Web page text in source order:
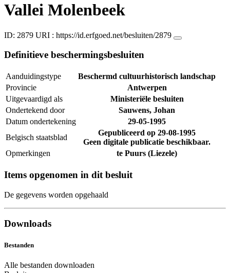
Vallei Molenbeek
ID: 2879 URI : https://id.erfgoed.net/besluiten/2879
Definitieve beschermingsbesluiten
Aanduidingstype
Beschermd cultuurhistorisch landschap
Provincie
Antwerpen
Uitgevaardigd als
Ministeriële besluiten
Ondertekend door
Sauwens, Johan
Datum ondertekening
29-05-1995
Belgisch staatsblad
Gepubliceerd op 29-08-1995
Geen digitale publicatie beschikbaar.
Opmerkingen
te Puurs (Liezele)
Items opgenomen in dit besluit
De gegevens worden opgehaald
Downloads
Bestanden
Alle bestanden downloaden